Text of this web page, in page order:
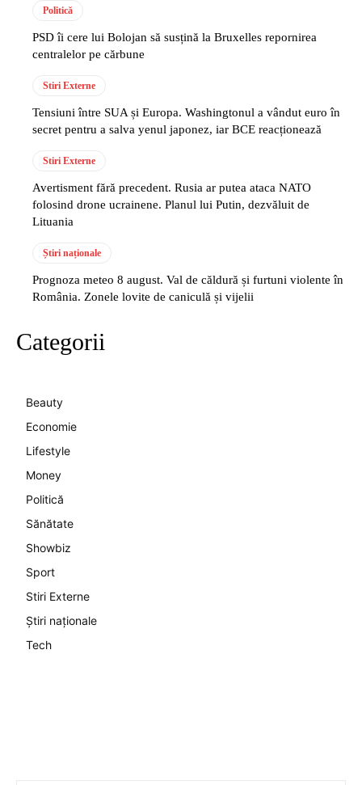
Politică
PSD îi cere lui Bolojan să susțină la Bruxelles repornirea
centralelor pe cărbune
Stiri Externe
Tensiuni între SUA și Europa. Washingtonul a vândut euro în
secret pentru a salva yenul japonez, iar BCE reacționează
Stiri Externe
Avertisment fără precedent. Rusia ar putea ataca NATO
folosind drone ucrainene. Planul lui Putin, dezvăluit de
Lituania
Știri naționale
Prognoza meteo 8 august. Val de căldură și furtuni violente în
România. Zonele lovite de caniculă și vijelii
Categorii
Beauty
Economie
Lifestyle
Money
Politică
Sănătate
Showbiz
Sport
Stiri Externe
Știri naționale
Tech